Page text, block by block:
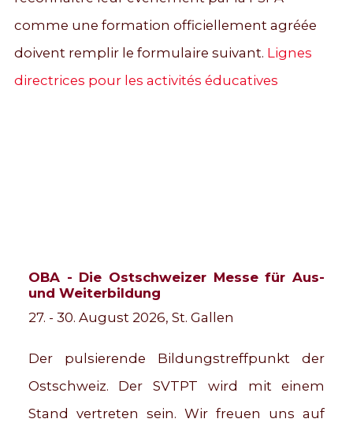
comme une formation officiellement agréée
doivent remplir le formulaire suivant. Lignes
directrices pour les activités éducatives
OBA - Die Ostschweizer Messe für Aus-
und Weiterbildung
27. - 30. August 2026, St. Gallen
Der pulsierende Bildungstreffpunkt der
Ostschweiz. Der SVTPT wird mit einem
Stand vertreten sein. Wir freuen uns auf